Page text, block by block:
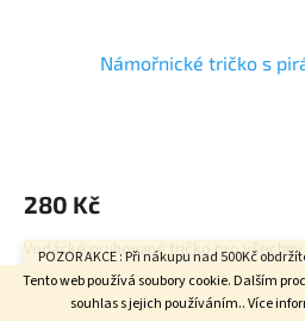
Tento web používá soubory cookie. Dalším
souhlas s jejich používáním.. Více
POZOR AKCE : Při nákupu nad 500Kč
velikost do poznámky v závěrečném kroku
Námořnické tričko s
je
5
hvězdiček.
280 Kč
Vodácké pruhované tričko pro
námořnická trička .